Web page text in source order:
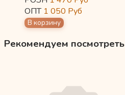
ОПТ 1 050 Руб
Рекомендуем посмотреть